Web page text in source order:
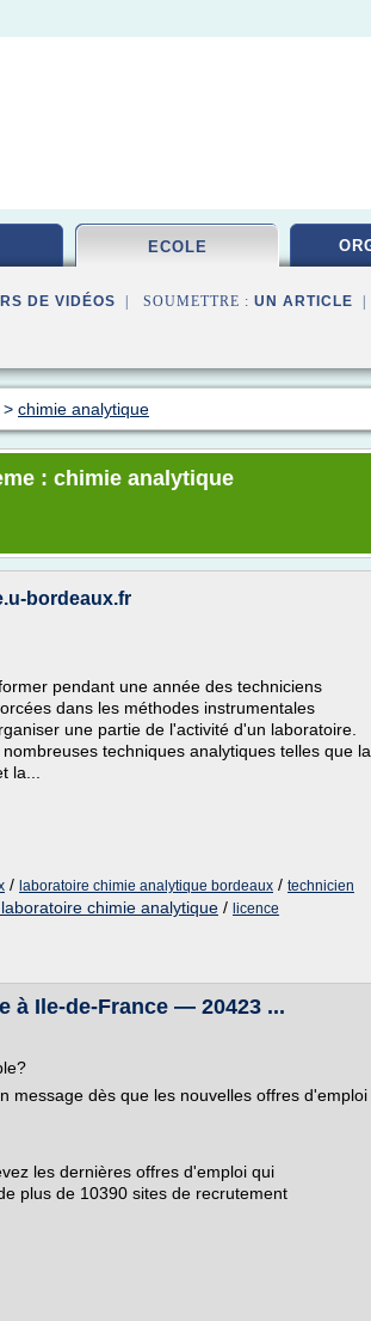
ECOLE
DE VIDÉOS | SOUMETTRE : UN ARTICLE
> chimie analytique
: chimie analytique
bordeaux.fr
pendant une année des techniciens
dans les méthodes instrumentales
une partie de l'activité d'un laboratoire.
techniques analytiques telles que la
la...
/ laboratoire chimie analytique bordeaux / technicien
chimie analytique / licence
à Ile-de-France — 20423 ...
message dès que les nouvelles offres d'emploi
les dernières offres d'emploi qui
plus de 10390 sites de recrutement